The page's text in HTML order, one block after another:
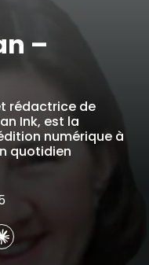
–
rédactrice de
Ink, est la
numérique à
quotidien